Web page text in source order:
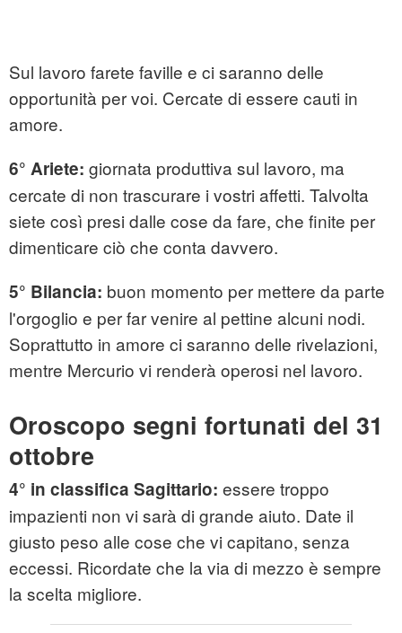
Sul lavoro farete faville e ci saranno delle
opportunità per voi. Cercate di essere cauti in
amore.
6° Ariete: giornata produttiva sul lavoro, ma
cercate di non trascurare i vostri affetti. Talvolta
siete così presi dalle cose da fare, che finite per
dimenticare ciò che conta davvero.
5° Bilancia: buon momento per mettere da parte
l'orgoglio e per far venire al pettine alcuni nodi.
Soprattutto in amore ci saranno delle rivelazioni,
mentre Mercurio vi renderà operosi nel lavoro.
Oroscopo segni fortunati del 31
ottobre
4° in classifica Sagittario: essere troppo
impazienti non vi sarà di grande aiuto. Date il
giusto peso alle cose che vi capitano, senza
eccessi. Ricordate che la via di mezzo è sempre
la scelta migliore.